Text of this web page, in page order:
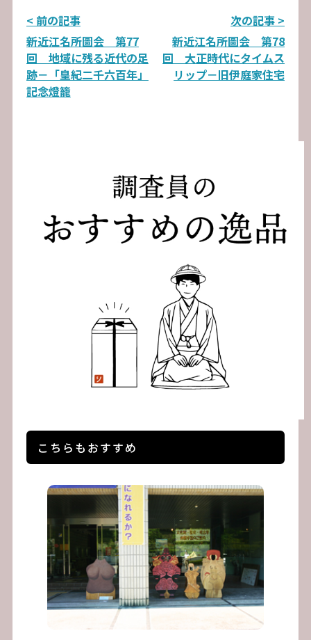
投
稿
ナ
ビ
< 前の記事
新近江名所圖会 第77
回 地域に残る近代の足
跡－「皇紀二千六百年」
記念燈籠
次の記事 >
新近江名所圖会 第78
回 大正時代にタイムス
リップ－旧伊庭家住宅
こちらもおすすめ